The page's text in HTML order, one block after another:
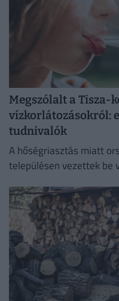
Megszólalt a Tisza-
vízkorlátozásokról:
tudnivalók
A hőségriasztás miatt
településen vezettek be